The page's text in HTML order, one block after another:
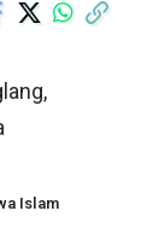
Islam